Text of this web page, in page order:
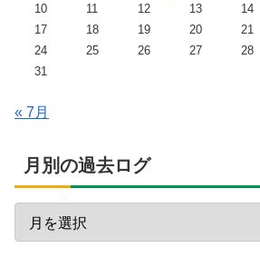
10
11 12 13 14
17
18 19 20 21
24
25 26 27 28
31
« 7月
月別の過去ログ